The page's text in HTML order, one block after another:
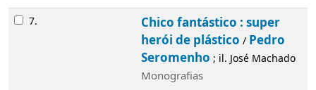
7.
Chico fantástico : super
herói de plástico / Pedro
Seromenho ; il. José Machado
Monografias